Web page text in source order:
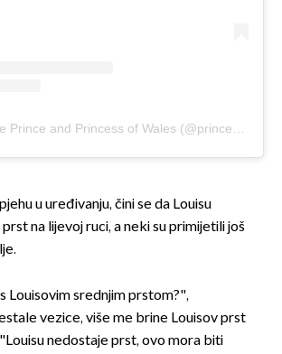
Objavu dijeli The Prince and Princess of Wales (@princeandprincessofwales)
u uređivanju, čini se da Louisu
na lijevoj ruci, a neki su primijetili još
Louisovim srednjim prstom?",
vezice, više me brine Louisov prst
nedostaje prst, ovo mora biti